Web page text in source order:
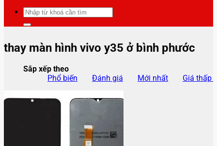
Tìm
kiếm:
thay màn hình vivo y35 ở bình phước
Sắp xếp theo
Phổ biến
Đánh giá Mới nhất Giá thấp